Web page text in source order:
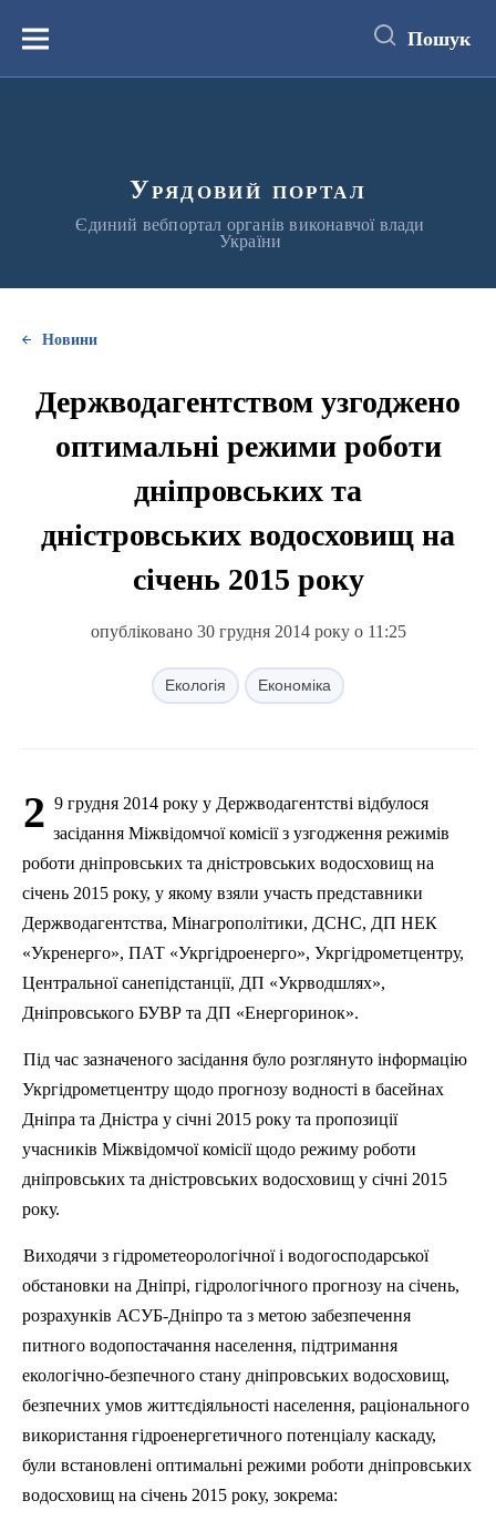
вмістуМеню Пошук
Урядовий портал
Єдиний вебпортал органів виконавчої влади
України
Новини
Держводагентством узгоджено
оптимальні режими роботи
дніпровських та
дністровських водосховищ на
січень 2015 року
опубліковано 30 грудня 2014 року о 11:25
Екологія Економіка
2 9 грудня 2014 року у Держводагентстві відбулося
засідання Міжвідомчої комісії з узгодження режимів
роботи дніпровських та дністровських водосховищ на
січень 2015 року, у якому взяли участь представники
Держводагентства, Мінагрополітики, ДСНС, ДП НЕК
«Укренерго», ПАТ «Укргідроенерго», Укргідрометцентру,
Центральної санепідстанції, ДП «Укрводшлях»,
Дніпровського БУВР та ДП «Енергоринок».
Під час зазначеного засідання було розглянуто інформацію
Укргідрометцентру щодо прогнозу водності в басейнах
Дніпра та Дністра у січні 2015 року та пропозиції
учасників Міжвідомчої комісії щодо режиму роботи
дніпровських та дністровських водосховищ у січні 2015
року.
Виходячи з гідрометеорологічної і водогосподарської
обстановки на Дніпрі, гідрологічного прогнозу на січень,
розрахунків АСУБ-Дніпро та з метою забезпечення
питного водопостачання населення, підтримання
екологічно-безпечного стану дніпровських водосховищ,
безпечних умов життєдіяльності населення, раціонального
використання гідроенергетичного потенціалу каскаду,
були встановлені оптимальні режими роботи дніпровських
водосховищ на січень 2015 року, зокрема: